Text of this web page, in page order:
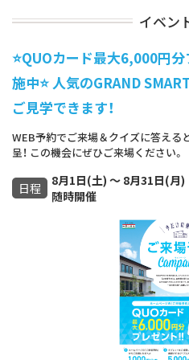
イベン
⭐QUOカード最大6,000円
施中⭐ 人気のGRAND
ご見学できます！
WEB予約でご来場＆クイズに答える
呈！ この機会にぜひご来場ください。
日程
8月1日(土) ～ 8月31日(月)
随時開催